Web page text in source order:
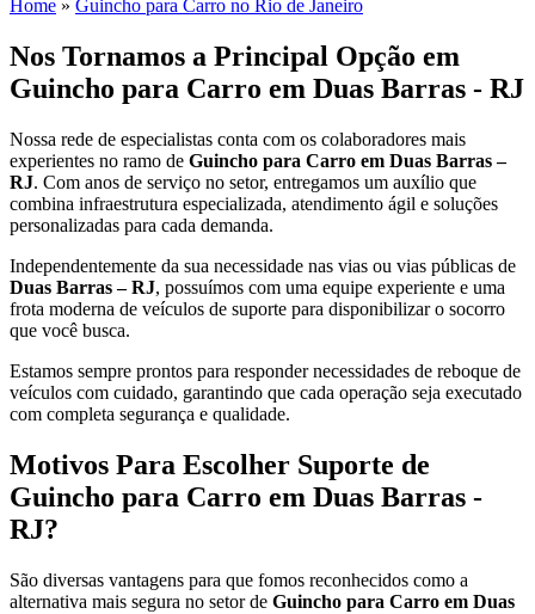
Home » Guincho para Carro no Rio de Janeiro
Nos Tornamos a Principal Opção em
Guincho para Carro em Duas Barras - RJ
Nossa rede de especialistas conta com os colaboradores mais
experientes no ramo de Guincho para Carro em Duas Barras –
RJ. Com anos de serviço no setor, entregamos um auxílio que
combina infraestrutura especializada, atendimento ágil e soluções
personalizadas para cada demanda.
Independentemente da sua necessidade nas vias ou vias públicas de
Duas Barras – RJ, possuímos com uma equipe experiente e uma
frota moderna de veículos de suporte para disponibilizar o socorro
que você busca.
Estamos sempre prontos para responder necessidades de reboque de
veículos com cuidado, garantindo que cada operação seja executado
com completa segurança e qualidade.
Motivos Para Escolher Suporte de
Guincho para Carro em Duas Barras -
RJ?
São diversas vantagens para que fomos reconhecidos como a
alternativa mais segura no setor de Guincho para Carro em Duas